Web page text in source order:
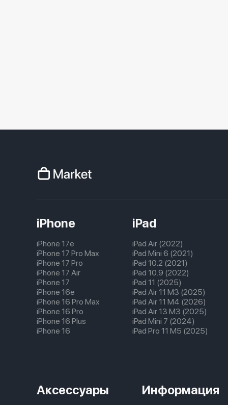
iPhone
iPhone 17e
iPhone 17 Pro Max
iPhone 17 Pro
iPhone 17 Air
iPhone 17
iPhone 16e
iPhone 16 Pro Max
iPhone 16 Pro
iPhone 16 Plus
iPhone 16
iPad
iPad Air (2022)
iPad Mini 6 (2021)
iPad 10.2 (2021)
iPad 10.9 (2022)
iPad 11 (2025)
iPad Air 11 M3 (2025)
iPad Air 11 M4 (2026)
iPad Air 13 M3 (2025)
iPad Mini 7 (2024)
iPad Pro 11 M5 (2025)
Аксессуары Информация